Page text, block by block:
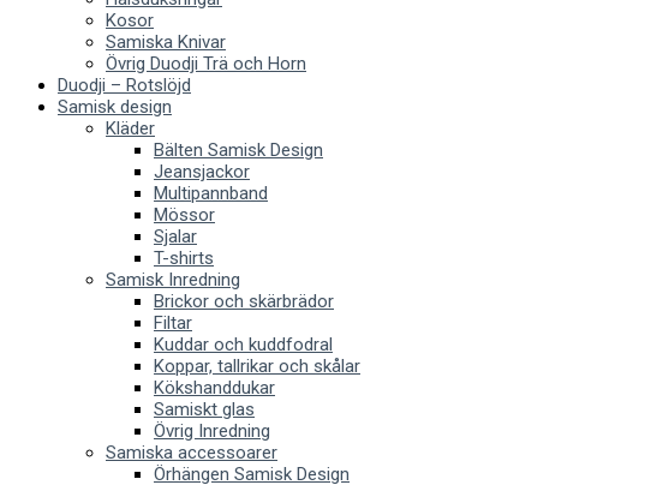
Kosor
Samiska Knivar
Övrig Duodji Trä och Horn
Duodji – Rotslöjd
Samisk design
Kläder
Bälten Samisk Design
Jeansjackor
Multipannband
Mössor
Sjalar
T-shirts
Samisk Inredning
Brickor och skärbrädor
Filtar
Kuddar och kuddfodral
Koppar, tallrikar och skålar
Kökshanddukar
Samiskt glas
Övrig Inredning
Samiska accessoarer
Örhängen Samisk Design